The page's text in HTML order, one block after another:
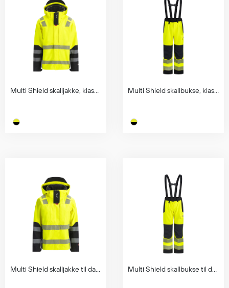
Multi Shield skalljakke, klasse 3 Multi Shield skallbukse, klasse 2
Multi Shield skalljakke til dame, klasse 2 Multi Shield skallbukse til dame, klasse 2